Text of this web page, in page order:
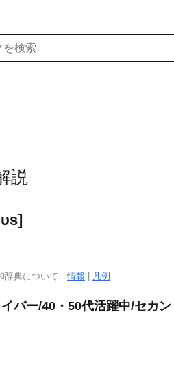
説
辞典について情報 凡例
バー/40・50代活躍中/セカ